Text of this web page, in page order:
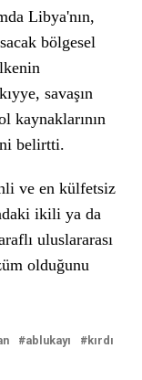
Libya'nın,
bölgesel
savaşın
kaynaklarının
belirtti.
ve en külfetsiz
ikili ya da
uluslararası
olduğunu
ablukayı kırdı